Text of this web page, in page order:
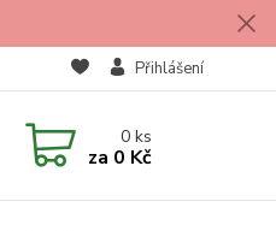
Přihlášení
0ks
za 0 Kč